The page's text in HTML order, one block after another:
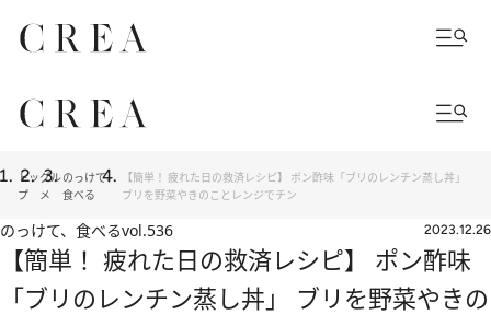
トッ
プ
グル
メ
のっけて、
食べる
【簡単！ 疲れた日の救済レシピ】 ポン酢味「ブリのレンチン蒸し丼」
ブリを野菜やきのことレンジでチン
のっけて、食べるvol.536 2023.12.26
【簡単！ 疲れた日の救済レシピ】 ポン酢味
「ブリのレンチン蒸し丼」 ブリを野菜やきの